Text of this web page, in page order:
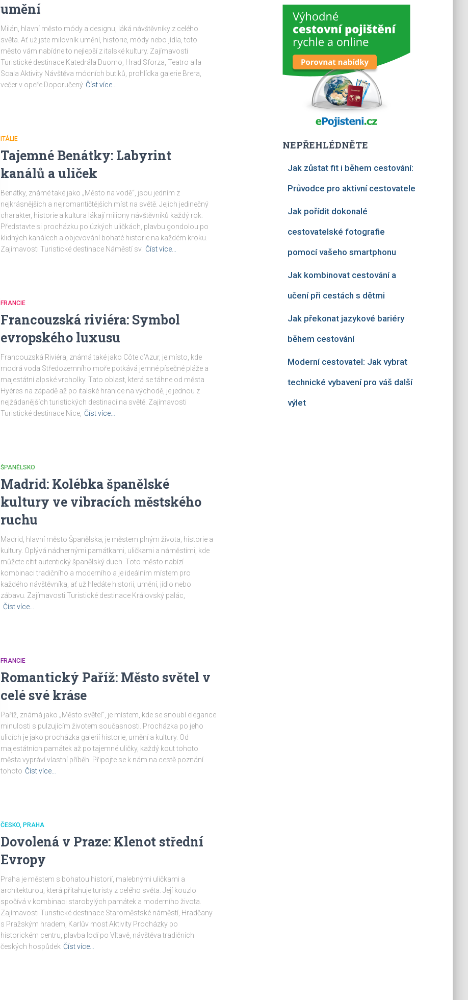
umění
Milán, hlavní město módy a designu, láká návštěvníky z celého
světa. Ať už jste milovník umění, historie, módy nebo jídla, toto
město vám nabídne to nejlepší z italské kultury. Zajímavosti
Turistické destinace Katedrála Duomo, Hrad Sforza, Teatro alla
Scala Aktivity Návštěva módních butiků, prohlídka galerie Brera,
večer v opeře Doporučený Číst více…
ITÁLIE
Tajemné Benátky: Labyrint
kanálů a uliček
Benátky, známé také jako „Město na vodě“, jsou jedním z
nejkrásnějších a nejromantičtějších míst na světě. Jejich jedinečný
charakter, historie a kultura lákají miliony návštěvníků každý rok.
Představte si procházku po úzkých uličkách, plavbu gondolou po
klidných kanálech a objevování bohaté historie na každém kroku.
Zajímavosti Turistické destinace Náměstí sv. Číst více…
FRANCIE
Francouzská riviéra: Symbol
evropského luxusu
Francouzská Riviéra, známá také jako Côte d’Azur, je místo, kde
modrá voda Středozemního moře potkává jemné písečné pláže a
majestátní alpské vrcholky. Tato oblast, která se táhne od města
Hyères na západě až po italské hranice na východě, je jednou z
nejžádanějších turistických destinací na světě. Zajímavosti
Turistické destinace Nice, Číst více…
ŠPANĚLSKO
Madrid: Kolébka španělské
kultury ve vibracích městského
ruchu
Madrid, hlavní město Španělska, je městem plným života, historie a
kultury. Oplývá nádhernými památkami, uličkami a náměstími, kde
můžete cítit autentický španělský duch. Toto město nabízí
kombinaci tradičního a moderního a je ideálním místem pro
každého návštěvníka, ať už hledáte historii, umění, jídlo nebo
zábavu. Zajímavosti Turistické destinace Královský palác,
Číst více…
FRANCIE
Romantický Paříž: Město světel v
celé své kráse
Paříž, známá jako „Město světel“, je místem, kde se snoubí elegance
minulosti s pulzujícím životem současnosti. Procházka po jeho
ulicích je jako procházka galerií historie, umění a kultury. Od
majestátních památek až po tajemné uličky, každý kout tohoto
města vypráví vlastní příběh. Připojte se k nám na cestě poznání
tohoto Číst více…
ČESKO PRAHA
Dovolená v Praze: Klenot střední
Evropy
Praha je městem s bohatou historií, malebnými uličkami a
architekturou, která přitahuje turisty z celého světa. Její kouzlo
spočívá v kombinaci starobylých památek a moderního života.
Zajímavosti Turistické destinace Staroměstské náměstí, Hradčany
s Pražským hradem, Karlův most Aktivity Procházky po
historickém centru, plavba lodí po Vltavě, návštěva tradičních
českých hospůdek Číst více…
NEPŘEHLÉDNĚTE
Jak zůstat fit i během cestování:
Průvodce pro aktivní cestovatele
Jak pořídit dokonalé
cestovatelské fotografie
pomocí vašeho smartphonu
Jak kombinovat cestování a
učení při cestách s dětmi
Jak překonat jazykové bariéry
během cestování
Moderní cestovatel: Jak vybrat
technické vybavení pro váš další
výlet